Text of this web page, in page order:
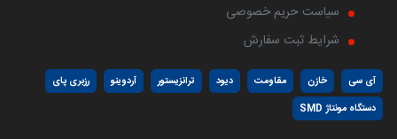
سیاست حریم خصوصی
شرایط ثبت سفارش
آی سی خازن مقاومت دیود ترانزیستور آردوینو
رزبری پای
دستگاه مونتاژ SMD